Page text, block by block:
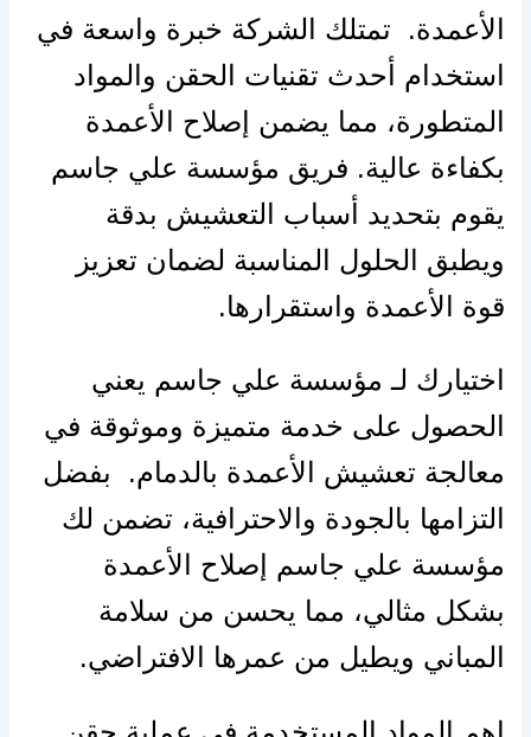
الأعمدة. ️ تمتلك الشركة خبرة واسعة في
استخدام أحدث تقنيات الحقن والمواد
المتطورة، مما يضمن إصلاح الأعمدة
بكفاءة عالية. فريق مؤسسة علي جاسم
يقوم بتحديد أسباب التعشيش بدقة
ويطبق الحلول المناسبة لضمان تعزيز
قوة الأعمدة واستقرارها.
اختيارك لـ مؤسسة علي جاسم يعني
الحصول على خدمة متميزة وموثوقة في
معالجة تعشيش الأعمدة بالدمام. بفضل
التزامها بالجودة والاحترافية، تضمن لك
مؤسسة علي جاسم إصلاح الأعمدة
بشكل مثالي، مما يحسن من سلامة
المباني ويطيل من عمرها الافتراضي.